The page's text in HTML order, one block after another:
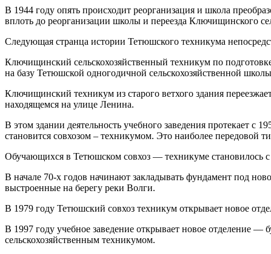
В 1944 году опять происходит реорганизация и школа
вплоть до реорганизации школы и переезда Ключищинского
Следующая странца истории Тетюшского техникума
Ключищинский сельскохозяйственный техникум по
на базу Тетюшской одногодичной сельскохозяйственной
Ключищинский техникум из старого ветхого здания
находящемся на улице Ленина.
В этом здании деятельность учебного заведения протекает с
становится совхозом – техникумом. Это наиболее передовой
Обучающихся в Тетюшском совхоз — техникуме становилось с
В начале 70-х годов начинают закладывать фундамент под
выстроенные на берегу реки Волги.
В 1979 году Тетюшский совхоз техникум открывает новое
В 1997 году учебное заведение открывает новое отделение —
сельскохозяйственным техникумом.